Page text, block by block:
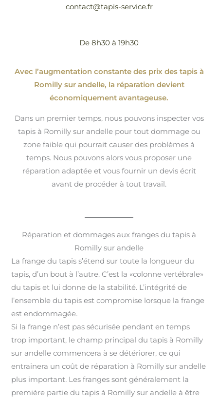
contact@tapis-service.fr
De 8h30 à 19h30
Avec l’augmentation constante des prix des tapis à
Romilly sur andelle, la réparation devient
économiquement avantageuse.
Dans un premier temps, nous pouvons inspecter vos
tapis à Romilly sur andelle pour tout dommage ou
zone faible qui pourrait causer des problèmes à
temps. Nous pouvons alors vous proposer une
réparation adaptée et vous fournir un devis écrit
avant de procéder à tout travail.
Réparation et dommages aux franges du tapis à
Romilly sur andelle
La frange du tapis s’étend sur toute la longueur du
tapis, d’un bout à l’autre. C’est la «colonne vertébrale»
du tapis et lui donne de la stabilité. L’intégrité de
l’ensemble du tapis est compromise lorsque la frange
est endommagée.
Si la frange n’est pas sécurisée pendant en temps
trop important, le champ principal du tapis à Romilly
sur andelle commencera à se détériorer, ce qui
entrainera un coût de réparation à Romilly sur andelle
plus important. Les franges sont généralement la
première partie du tapis à Romilly sur andelle à être